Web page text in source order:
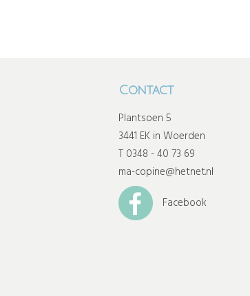
Contact
Plantsoen 5
3441 EK in Woerden
T 0348 - 40 73 69
ma-copine@hetnet.nl
Facebook